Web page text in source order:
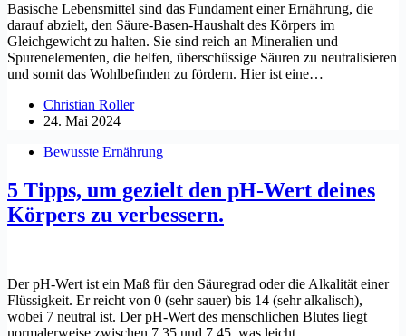
Basische Lebensmittel sind das Fundament einer Ernährung, die
darauf abzielt, den Säure-Basen-Haushalt des Körpers im
Gleichgewicht zu halten. Sie sind reich an Mineralien und
Spurenelementen, die helfen, überschüssige Säuren zu neutralisieren
und somit das Wohlbefinden zu fördern. Hier ist eine…
Christian Roller
24. Mai 2024
Bewusste Ernährung
5 Tipps, um gezielt den pH-Wert deines
Körpers zu verbessern.
Der pH-Wert ist ein Maß für den Säuregrad oder die Alkalität einer
Flüssigkeit. Er reicht von 0 (sehr sauer) bis 14 (sehr alkalisch),
wobei 7 neutral ist. Der pH-Wert des menschlichen Blutes liegt